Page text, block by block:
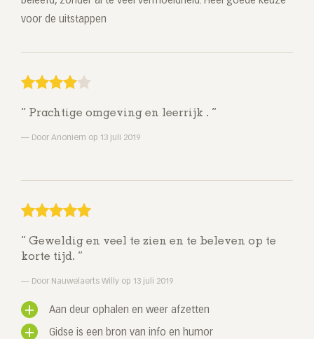
voor de uitstappen
Prachtige omgeving en leerrijk .
Door Anoniem op 13 juli 2019
Geweldig en veel te zien en te beleven op te
korte tijd.
Door Nauwelaerts Willy op 13 juli 2019
Aan deur ophalen en weer afzetten
Gidse is een bron van info en humor